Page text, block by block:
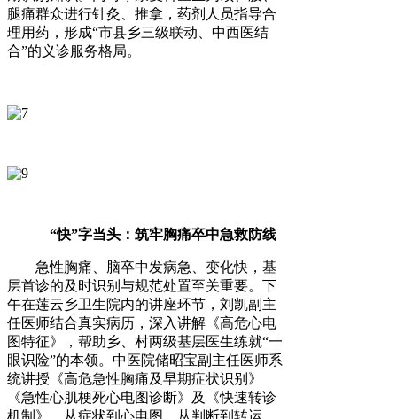
腿痛群众进行针灸、推拿，药剂人员指导合
理用药，形成“市县乡三级联动、中西医结
合”的义诊服务格局。
“快”字当头：筑牢胸痛卒中急救防线
急性胸痛、脑卒中发病急、变化快，基
层首诊的及时识别与规范处置至关重要。下
午在莲云乡卫生院内的讲座环节，刘凯副主
任医师结合真实病历，深入讲解《高危心电
图特征》，帮助乡、村两级基层医生练就“一
眼识险”的本领。中医院储昭宝副主任医师系
统讲授《高危急性胸痛及早期症状识别》
《急性心肌梗死心电图诊断》及《快速转诊